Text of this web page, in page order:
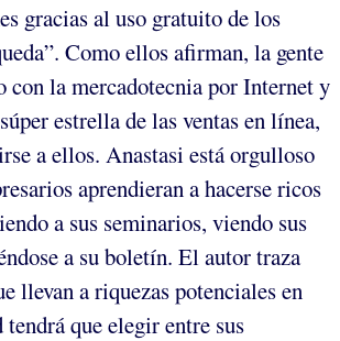
gracias al uso gratuito de los
Como ellos afirman, la gente
con la mercadotecnia por Internet y
estrella de las ventas en línea,
a ellos. Anastasi está orgulloso
aprendieran a hacerse ricos
a sus seminarios, viendo sus
a su boletín. El autor traza
llevan a riquezas potenciales en
que elegir entre sus